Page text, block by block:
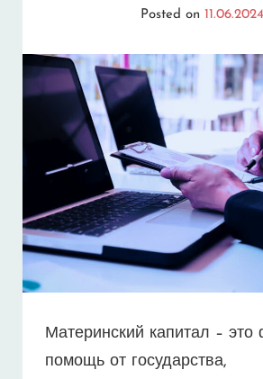
Posted on 11.06.2024
Материнский капитал – это
помощь от государства,